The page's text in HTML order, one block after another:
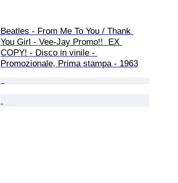
Beatles - From Me To You / Thank
You Girl - Vee-Jay Promo!!  EX
COPY! - Disco in vinile -
Promozionale, Prima stampa - 1963